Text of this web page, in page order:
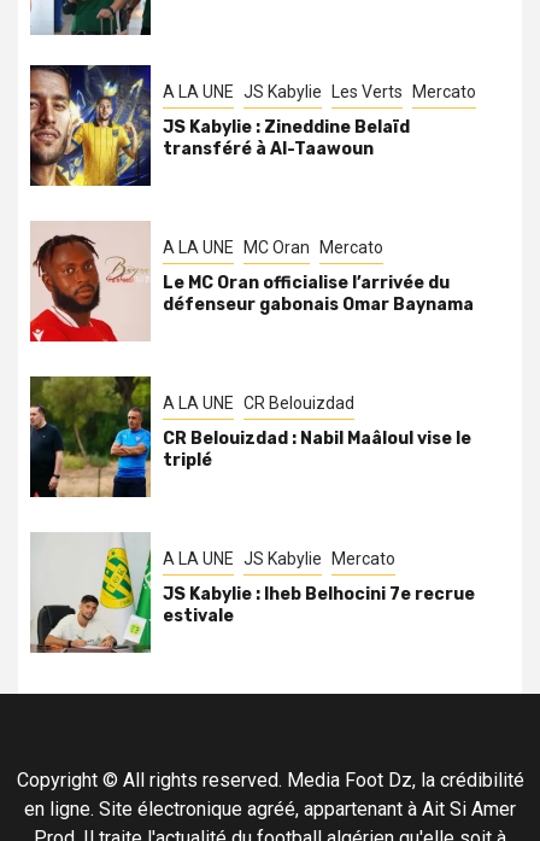
A LA UNE JS Kabylie Les Verts Mercato
JS Kabylie : Zineddine Belaïd
transféré à Al-Taawoun
A LA UNE MC Oran Mercato
Le MC Oran officialise l’arrivée du
défenseur gabonais Omar Baynama
A LA UNE CR Belouizdad
CR Belouizdad : Nabil Maâloul vise le
triplé
A LA UNE JS Kabylie Mercato
JS Kabylie : Iheb Belhocini 7e recrue
estivale
Copyright © All rights reserved. Media Foot Dz, la crédibilité
en ligne. Site électronique agréé, appartenant à Ait Si Amer